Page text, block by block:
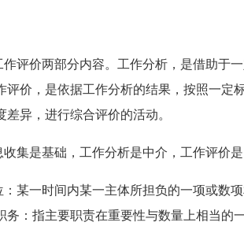
评价两部分内容。工作分析，是借助于
评价，是依据工作分析的结果，按照一定
异，进行综合评价的活动。
收集是基础，工作分析是中介，工作评价是
：某一时间内某一主体所担负的一项或数
务：指主要职责在重要性与数量上相当的